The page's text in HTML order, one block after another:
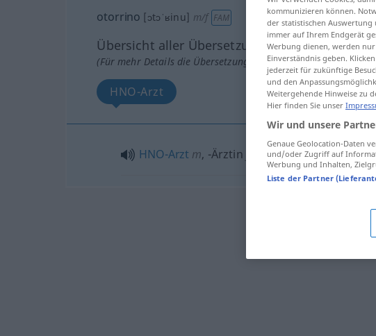
otorrino [ɔtɔˈʁinu] m/f FAM
Übersicht aller Übersetzungen
(Für mehr Details die Übersetzung anklicken/antippen)
HNO-Arzt
HNO-Arzt m, -Ärztin
kommunizieren können.
der statistischen
immer auf Ihrem Endgerät
Werbung dienen, werden
Einverständnis geben.
jederzeit für zukünftige
und den
Weitergehende Hinweise zu
Hier finden Sie unser
Wir und unsere
Genaue Geolocation-Daten
und/oder Zugriff auf
Werbung und Inhalten,
Liste der Partner